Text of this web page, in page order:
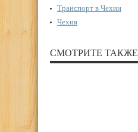
Транспорт в Чехии
Чехия
СМОТРИТЕ ТАКЖЕ